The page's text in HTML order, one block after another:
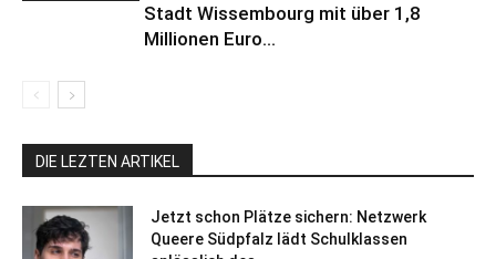
Stadt Wissembourg mit über 1,8
Millionen Euro...
DIE LEZTEN ARTIKEL
Jetzt schon Plätze sichern: Netzwerk
Queere Südpfalz lädt Schulklassen